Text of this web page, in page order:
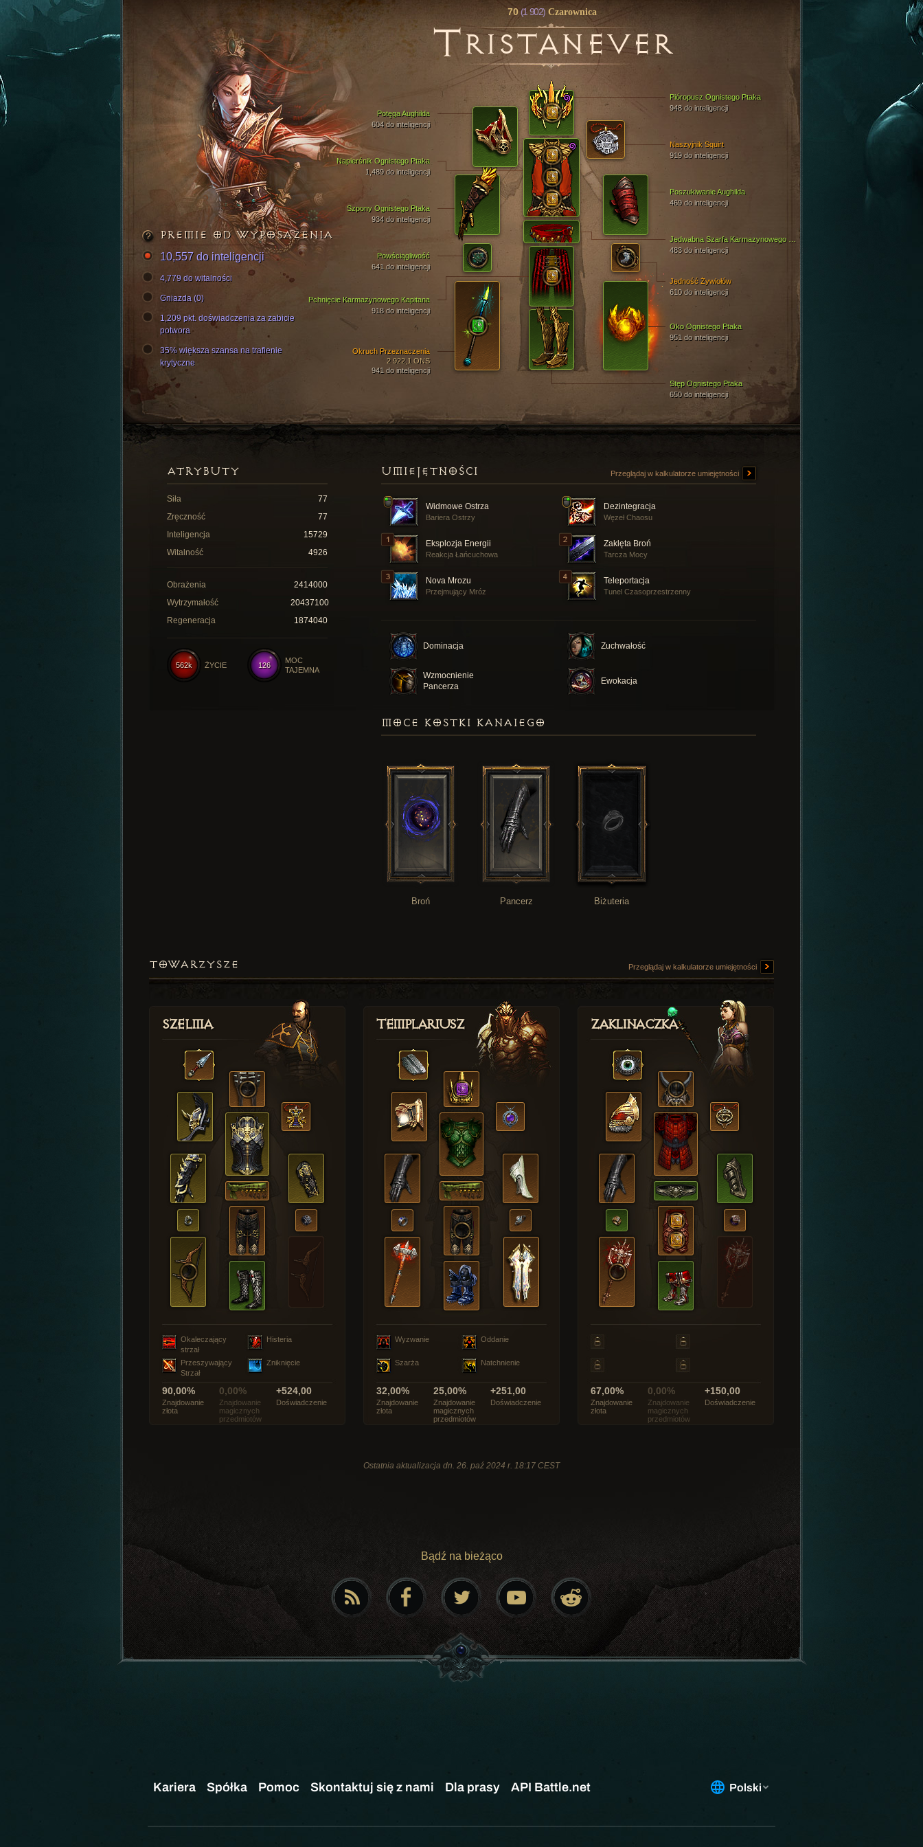
70(1 902) Czarownica
TRISTANEVER
Pióropusz Ognistego Ptaka
948 do inteligencji
Napierśnik Ognistego Ptaka
1,489 do inteligencji
Stęp Ognistego Ptaka
650 do inteligencji
Szpony Ognistego Ptaka
934 do inteligencji
Potęga Aughilda
604 do inteligencji
Pchnięcie Karmazynowego Kapitana
918 do inteligencji
Poszukiwanie Aughilda
469 do inteligencji
Okruch Przeznaczenia
2 922,1 ONS
941 do inteligencji
Oko Ognistego Ptaka
951 do inteligencji
483 do inteligencji
Jedność Żywiołów
610 do inteligencji
Powściągliwość
641 do inteligencji
Naszyjnik Squirt
919 do inteligencji
PREMIE OD WYPOSAŻENIA
10,557 do inteligencji
4,779 do witalności
Gniazda (0)
1,209 pkt. doświadczenia za zabicie
potwora
35% większa szansa na trafienie
krytyczne
UMIEJĘTNOŚCI Przeglądaj w kalkulatorze umiejętności
Widmowe Ostrza
Bariera Ostrzy
Dezintegracja
Węzeł Chaosu
Eksplozja Energii
Reakcja Łańcuchowa
Zaklęta Broń
Tarcza Mocy
Nova Mrozu
Przejmujący Mróz
Teleportacja
Tunel Czasoprzestrzenny
Dominacja Zuchwałość
Wzmocnienie
Pancerza
Ewokacja
ATRYBUTY
Siła
77
Zręczność
77
Inteligencja
15729
Witalność
4926
Obrażenia
2414000
Wytrzymałość
20437100
Regeneracja
1874040
126
MOC
TAJEMNA
562k ŻYCIE
MOCE KOSTKI KANAIEGO
Broń Pancerz Biżuteria
TOWARZYSZE Przeglądaj w kalkulatorze umiejętności
Szelma
Okaleczający
strzał
Histeria
Przeszywający
Strzał
Zniknięcie
90,00%
Znajdowanie
złota
0,00%
Znajdowanie
magicznych
przedmiotów
+524,00
Doświadczenie
Templariusz
Wyzwanie Oddanie
Szarża Natchnienie
32,00%
Znajdowanie
złota
25,00%
Znajdowanie
magicznych
przedmiotów
+251,00
Doświadczenie
Zaklinaczka
67,00%
Znajdowanie
złota
0,00%
Znajdowanie
magicznych
przedmiotów
+150,00
Doświadczenie
Ostatnia aktualizacja dn. 26. paź 2024 r. 18:17 CEST
Bądź na bieżąco